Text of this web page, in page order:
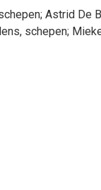
; Astrid De
, schepen;